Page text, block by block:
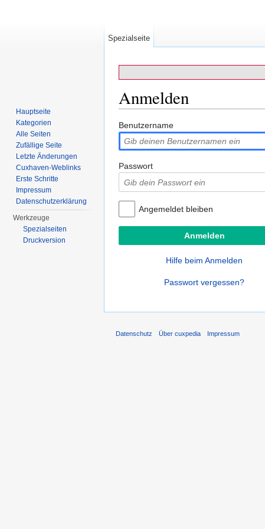
Anmelden
Benutzername
Passwort
Angemeldet bleiben
Hilfe beim Anmelden
Passwort vergessen?
Spezialseite
Hauptseite
Kategorien
Alle Seiten
Zufällige Seite
Letzte Änderungen
Cuxhaven-Weblinks
Erste Schritte
Impressum
Datenschutzerklärung
Werkzeuge
Spezialseiten
Druckversion
Datenschutz Über cuxpedia Impressum